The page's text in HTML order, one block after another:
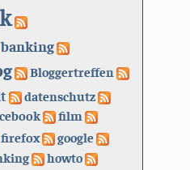
banking
Bloggertreffen
datenschutz
film
firefox
google
howto